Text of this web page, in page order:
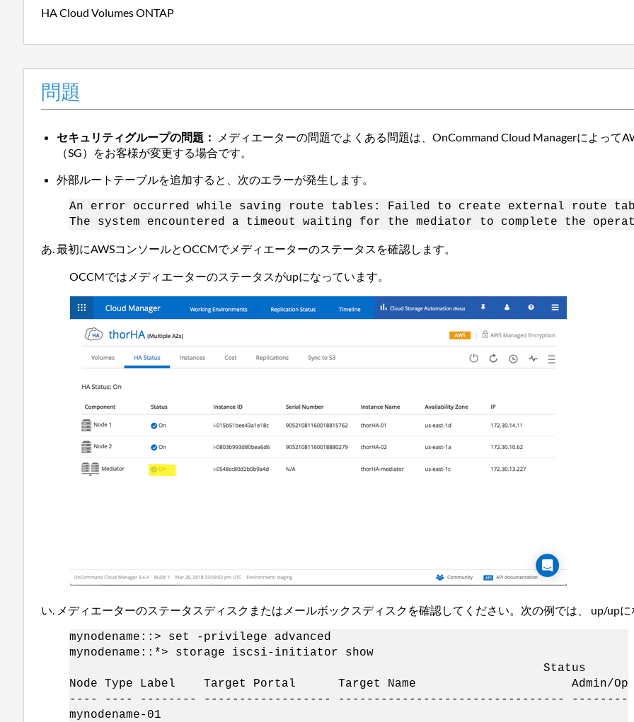
HA Cloud Volumes ONTAP
問題
セキュリティグループの問題：
メディエーターの問題でよくある問題は、OnCommand Cloud Managerによって
（SG）をお客様が変更する場合です。
外部ルートテーブルを追加すると、次のエラーが発生します。
An error occurred while saving route tables: Failed to create external route
The system encountered a timeout waiting for the mediator to complete the
最初にAWSコンソールとOCCMでメディエーターのステータスを確認します。
OCCMではメディエーターのステータスがupになっています。
メディエーターのステータスディスクまたはメールボックスディスクを確認してください。次の例では、 up/upに
mynodename::> set -privilege advanced
mynodename::*> storage iscsi-initiator show
Status
Node Type Label Target Portal Target Name Admin/Op
---- ---- -------- ------------------ -------------------------------- --------
mynodename-01